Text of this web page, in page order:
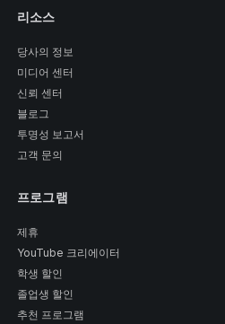
리소스
당사의 정보
미디어 센터
신뢰 센터
블로그
투명성 보고서
고객 문의
프로그램
제휴
YouTube 크리에이터
학생 할인
졸업생 할인
추천 프로그램